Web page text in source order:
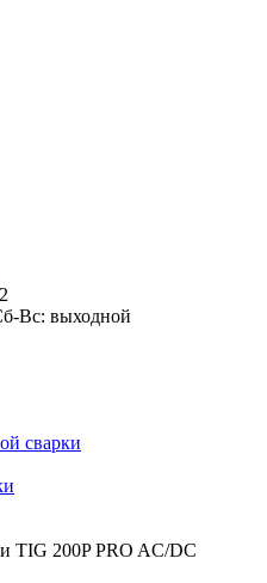
Вс: выходной
сварки
TIG 200P PRO AC/DC